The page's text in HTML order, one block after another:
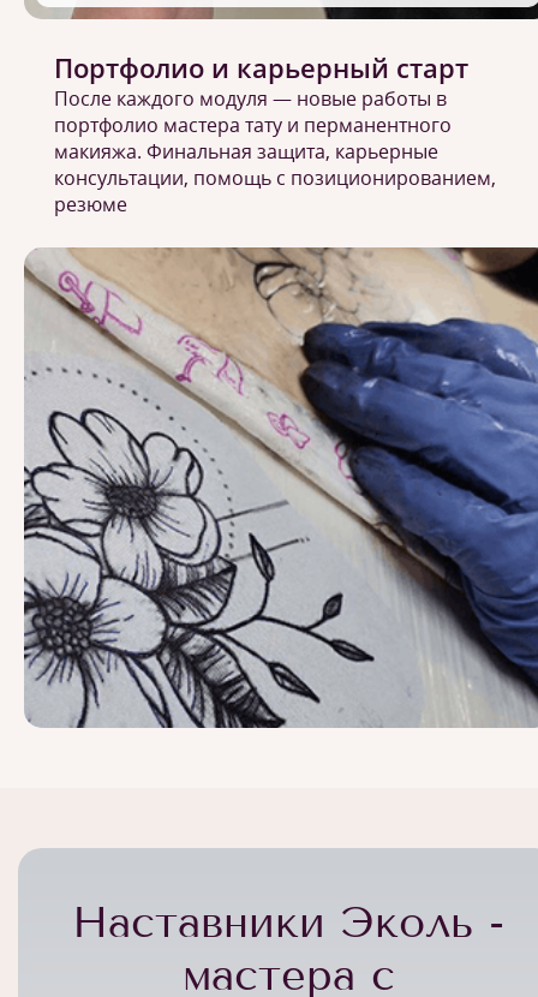
Портфолио и карьерный старт
После каждого модуля — новые работы в
портфолио мастера тату и перманентного
макияжа. Финальная защита, карьерные
консультации, помощь с позиционированием,
резюме
Наставники Эколь -
мастера с